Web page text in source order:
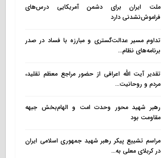
ملت ایران برای دشمن آمریکایی درس‌های
فراموش‌نشدنی دارد
تداوم مسیر عدالت‌گستری و مبارزه با فساد در صدر
برنامه‌های نظام…
تقدیر آیت الله اعرافی از حضور مراجع معظم تقلید،
مردم و روحانیت…
رهبر شهید محور وحدت امت و الهام‌بخش جبهه
مقاومت بود
مراسم تشییع پیکر رهبر شهید جمهوری اسلامی ایران
در کربلای معلی به…